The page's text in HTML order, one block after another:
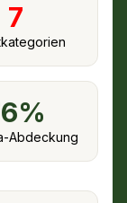
7
%
Abdeckung